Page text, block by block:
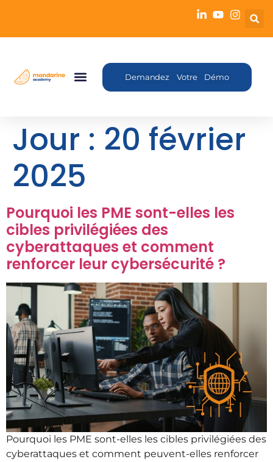
Demandez Votre Démo
Jour : 20 février
2025
Pourquoi les PME sont-elles les
cibles privilégiées des
cyberattaques et comment
renforcer leur cybersécurité ?
Pourquoi les PME sont-elles les cibles privilégiées des
cyberattaques et comment peuvent-elles renforcer